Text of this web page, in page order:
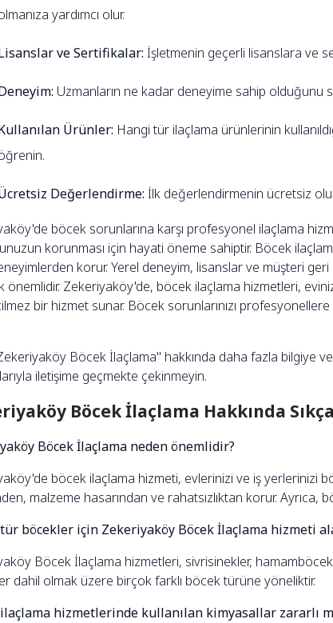
yardımcı olur.
ve Sertifikalar: İşletmenin geçerli lisanslara ve
Uzmanların ne kadar deneyime sahip olduğunu
Ürünler: Hangi tür ilaçlama ürünlerinin
Değerlendirme: İlk değerlendirmenin ücretsiz
böcek sorunlarına karşı profesyonel ilaçlama
korunması için hayati öneme sahiptir. Böcek
korur. Yerel deneyim, lisanslar ve müşteri
önemlidir. Zekeriyaköy'de, böcek ilaçlama hizmetleri,
bir hizmet sunar. Böcek sorunlarınızı profesyonellere
Böcek İlaçlama" hakkında daha fazla bilgiye
iletişime geçmekte çekinmeyin.
Böcek İlaçlama Hakkında
Böcek İlaçlama neden önemlidir?
böcek ilaçlama hizmeti, evlerinizi ve iş yerlerinizi
malzeme hasarından ve rahatsızlıktan korur. Ayrıca,
böcekler için Zekeriyaköy Böcek İlaçlama hizmeti
Böcek İlaçlama hizmetleri, sivrisinekler,
dahil olmak üzere birçok farklı böcek türüne yöneliktir.
hizmetlerinde kullanılan kimyasallar zararlı